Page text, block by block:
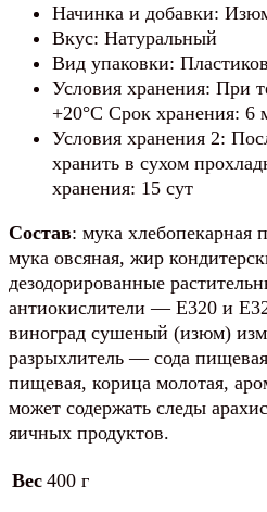
Начинка и добавки:
Вкус: Натуральный
Вид упаковки:
Условия хранения: При
+20°C Срок хранения: 6
Условия хранения 2:
хранить в сухом
хранения: 15 сут
Состав: мука хлебопекарная
мука овсяная, жир
дезодорированные
антиокислители — E320 и
виноград сушеный (изюм)
разрыхлитель — сода
пищевая, корица молотая,
может содержать следы
яичных продуктов.
Вес 400 г